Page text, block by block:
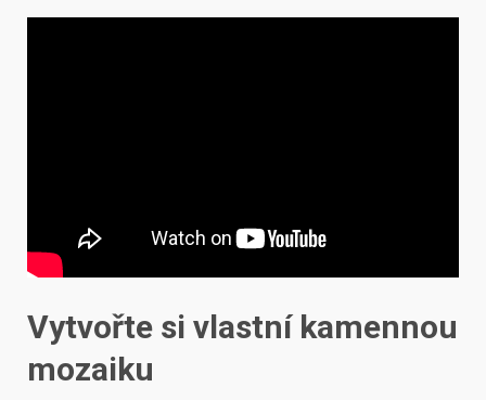
Vytvořte si vlastní kamennou
mozaiku